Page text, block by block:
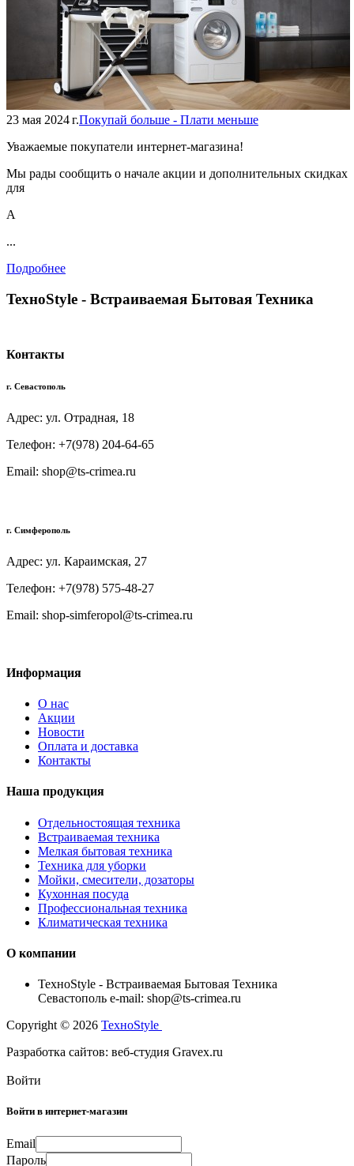
23 мая 2024 г.Покупай больше - Плати меньше
Уважаемые покупатели интернет-магазина!
Мы рады сообщить о начале акции и дополнительных скидках
для
А
...
Подробнее
TexноStyle - Встраиваемая Бытовая Техника
Контакты
г. Севастополь
Адрес: ул. Отрадная, 18
Телефон: +7(978) 204-64-65
Email: shop@ts-crimea.ru
г. Симферополь
Адрес: ул. Караимская, 27
Телефон: +7(978) 575-48-27
Email: shop-simferopol@ts-crimea.ru
Информация
О нас
Акции
Новости
Оплата и доставка
Контакты
Наша продукция
Отдельностоящая техника
Встраиваемая техника
Мелкая бытовая техника
Техника для уборки
Мойки, смесители, дозаторы
Кухонная посуда
Профессиональная техника
Климатическая техника
О компании
TexноStyle - Встраиваемая Бытовая Техника
Севастополь e-mail: shop@ts-crimea.ru
Copyright © 2026 TexноStyle
Разработка сайтов: веб-студия Gravex.ru
Войти
Войти в интернет-магазин
Email
Пароль